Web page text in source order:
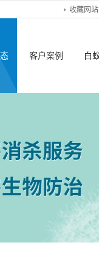
收藏网站
客户案例 白